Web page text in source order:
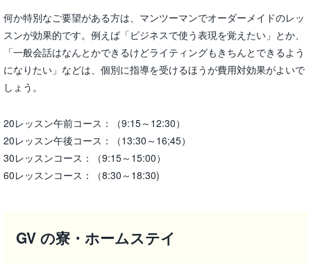
何か特別なご要望がある方は、マンツーマンでオーダーメイドのレッ
スンが効果的です。例えば「ビジネスで使う表現を覚えたい」とか、
「一般会話はなんとかできるけどライティングもきちんとできるよう
になりたい」などは、個別に指導を受けるほうが費用対効果がよいで
しょう。
20レッスン午前コース：（9:15～12:30）
20レッスン午後コース：（13:30～16;45）
30レッスンコース：（9:15～15:00）
60レッスンコース：（8:30～18:30)
GV の寮・ホームステイ